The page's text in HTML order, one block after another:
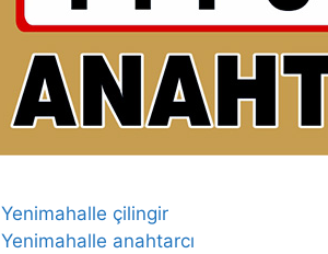
Yenimahalle çilingir
Yenimahalle anahtarcı